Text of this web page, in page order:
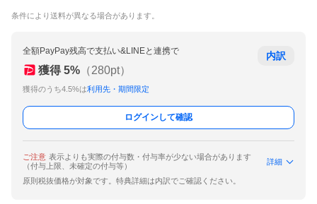
条件により送料が異なる場合があります。
全額PayPay残高で支払い&LINEと連携で
獲得 5% （280pt）
獲得のうち4.5%は利用先・期間限定
内訳
ログインして確認
ご注意 表示よりも実際の付与数・付与率が少ない場合があります
（付与上限、未確定の付与等）
詳細
原則税抜価格が対象です。特典詳細は内訳でご確認ください。